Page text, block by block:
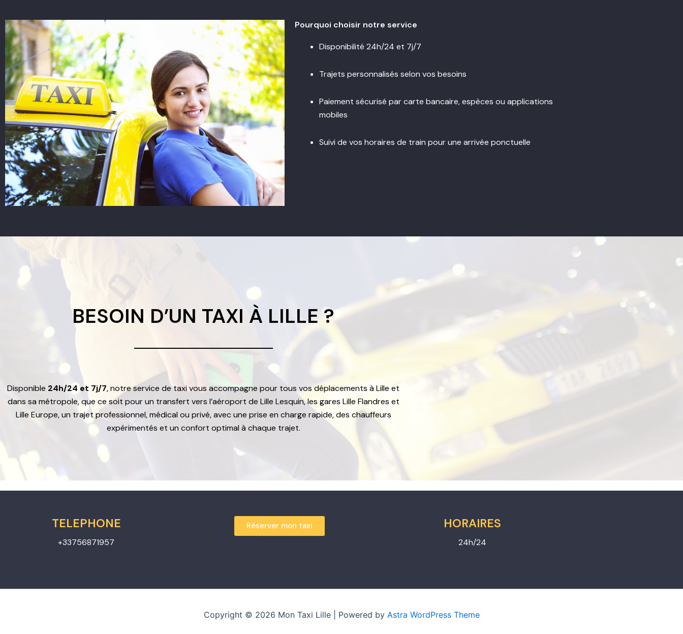
Pourquoi choisir notre service
Disponibilité 24h/24 et 7j/7
Trajets personnalisés selon vos besoins
Paiement sécurisé par carte bancaire, espèces ou applications
mobiles
Suivi de vos horaires de train pour une arrivée ponctuelle
BESOIN D’UN TAXI À LILLE ?
Disponible 24h/24 et 7j/7, notre service de taxi vous accompagne pour tous vos déplacements à Lille et
dans sa métropole, que ce soit pour un transfert vers l’aéroport de Lille Lesquin, les gares Lille Flandres et
Lille Europe, un trajet professionnel, médical ou privé, avec une prise en charge rapide, des chauffeurs
expérimentés et un confort optimal à chaque trajet.
TELEPHONE
+33756871957
Réserver mon taxi HORAIRES
24h/24
Copyright © 2026 Mon Taxi Lille | Powered by Astra WordPress Theme